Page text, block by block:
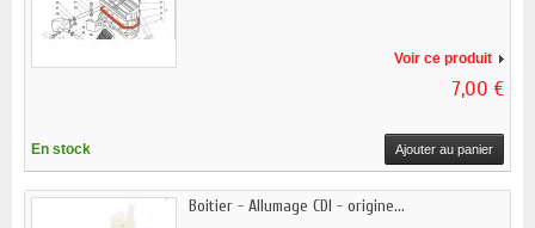
Voir ce produit
7,00 €
En stock Ajouter au panier
Boitier - Allumage CDI - origine...